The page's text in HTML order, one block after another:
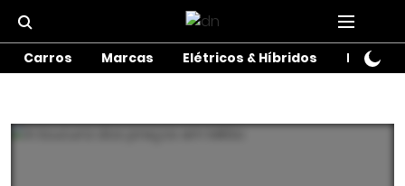
Carros Marcas Elétricos & Híbridos Motos